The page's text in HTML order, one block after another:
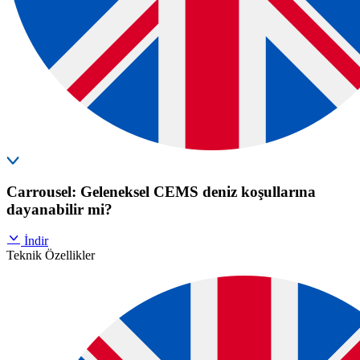
Carrousel: Geleneksel CEMS deniz koşullarına
dayanabilir mi?
İndir
Teknik Özellikler